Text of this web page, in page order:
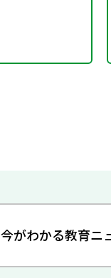
今がわかる教育ニ